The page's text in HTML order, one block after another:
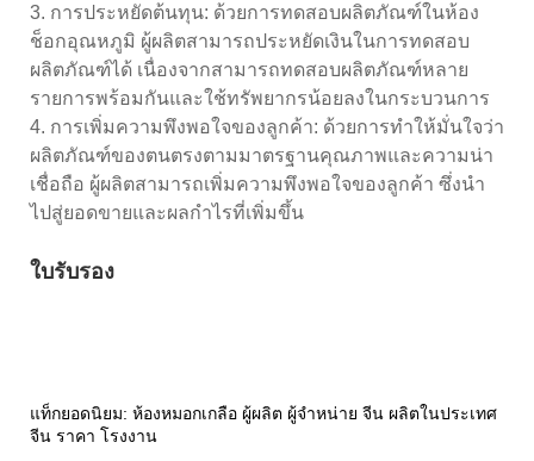
3. การประหยัดต้นทุน: ด้วยการทดสอบผลิตภัณฑ์ในห้อง
ช็อกอุณหภูมิ ผู้ผลิตสามารถประหยัดเงินในการทดสอบ
ผลิตภัณฑ์ได้ เนื่องจากสามารถทดสอบผลิตภัณฑ์หลาย
รายการพร้อมกันและใช้ทรัพยากรน้อยลงในกระบวนการ
4. การเพิ่มความพึงพอใจของลูกค้า: ด้วยการทำให้มั่นใจว่า
ผลิตภัณฑ์ของตนตรงตามมาตรฐานคุณภาพและความน่า
เชื่อถือ ผู้ผลิตสามารถเพิ่มความพึงพอใจของลูกค้า ซึ่งนำ
ไปสู่ยอดขายและผลกำไรที่เพิ่มขึ้น
ใบรับรอง
แท็กยอดนิยม: ห้องหมอกเกลือ ผู้ผลิต ผู้จำหน่าย จีน ผลิตในประเทศ
จีน ราคา โรงงาน